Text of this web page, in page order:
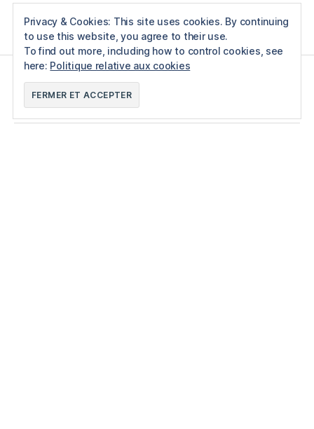
c
m
a
m
a
n
à
la
F T P I
Privacy & Cookies: This site uses cookies. By continuing
to use this website, you agree to their use.
To find out more, including how to control cookies, see
here: Politique relative aux cookies